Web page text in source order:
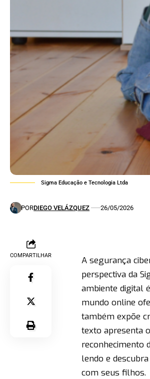
Sigma Educação e Tecnologia Ltda
PORDIEGO VELÁZQUEZ 26/05/2026
COMPARTILHAR
A segurança
perspectiva da
ambiente digital
mundo online
também expõe
texto apresenta
reconhecimento
lendo e
com seus filhos.